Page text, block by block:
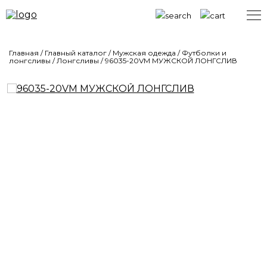
Главная / Главный каталог / Мужская одежда / Футболки и
лонгсливы /Лонгсливы /96035-20VM МУЖСКОЙ ЛОНГСЛИВ